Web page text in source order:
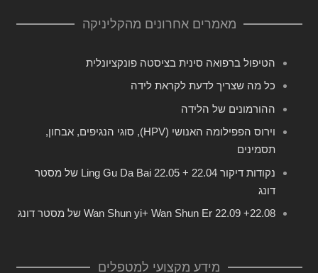
מאמרים אחרונים מהקליניקה
הטיפול ברפואה סינית בציסטה פונקציונלית
כל מה שצריך לדעת לקראת לידה
ההורמונים של הלידה
וירוס הפפילומה האנושי (HPV), סוגי הנגיפים, אבחון,
תסמינים
נקודות דיקור 22.04 + 22.05 Ling Gu Da Bai של מסטר
דונג
22.08+ 22.09 Wan Shun yi+ Wan Shun Er של מסטר דונג
מידע מקצועי למטפלים